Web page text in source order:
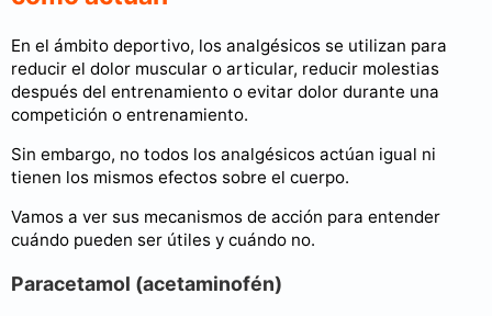
En el ámbito deportivo, los analgésicos se utilizan para
reducir el dolor muscular o articular, reducir molestias
después del entrenamiento o evitar dolor durante una
competición o entrenamiento.
Sin embargo, no todos los analgésicos actúan igual ni
tienen los mismos efectos sobre el cuerpo.
Vamos a ver sus mecanismos de acción para entender
cuándo pueden ser útiles y cuándo no.
Paracetamol (acetaminofén)